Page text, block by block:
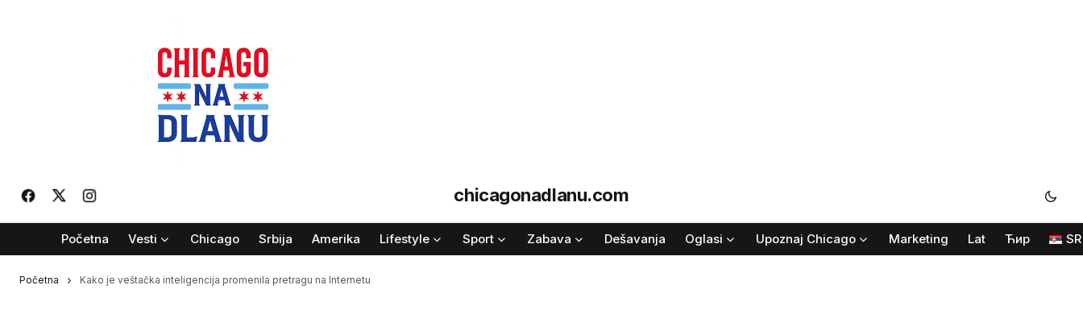
chicagonadlanu.com
Početna Vesti Chicago Srbija Amerika Lifestyle Sport Zabava Dešavanja Oglasi Upoznaj Chicago Marketing Lat Ћир SR
Početna Kako je veštačka inteligencija promenila pretragu na Internetu